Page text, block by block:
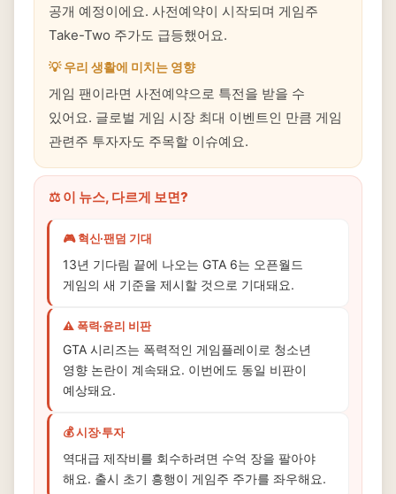
공개 예정이에요. 사전예약이 시작되며 게임주
Take-Two 주가도 급등했어요.
💡 우리 생활에 미치는 영향
게임 팬이라면 사전예약으로 특전을 받을 수
있어요. 글로벌 게임 시장 최대 이벤트인 만큼 게임
관련주 투자자도 주목할 이슈예요.
⚖️ 이 뉴스, 다르게 보면?
🎮 혁신·팬덤 기대
13년 기다림 끝에 나오는 GTA 6는 오픈월드
게임의 새 기준을 제시할 것으로 기대돼요.
⚠️ 폭력·윤리 비판
GTA 시리즈는 폭력적인 게임플레이로 청소년
영향 논란이 계속돼요. 이번에도 동일 비판이
예상돼요.
💰 시장·투자
역대급 제작비를 회수하려면 수억 장을 팔아야
해요. 출시 초기 흥행이 게임주 주가를 좌우해요.